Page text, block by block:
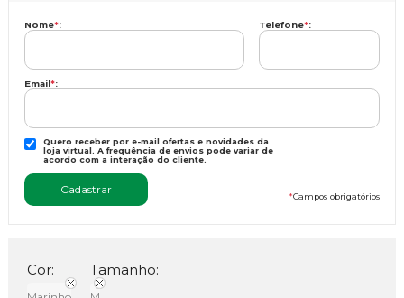
Nome*: Telefone*:
Email*:
Quero receber por e-mail ofertas e novidades da
loja virtual. A frequência de envios pode variar de
acordo com a interação do cliente.
*Campos obrigatórios
Cor: Tamanho: